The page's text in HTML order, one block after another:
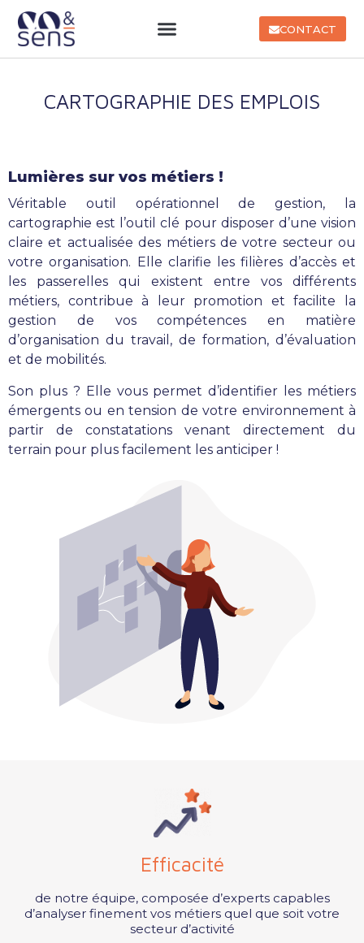
CONTACT
CARTOGRAPHIE DES EMPLOIS
Lumières sur vos métiers !
Véritable outil opérationnel de gestion, la
cartographie est l’outil clé pour disposer d’une vision
claire et actualisée des métiers de votre secteur ou
votre organisation. Elle clarifie les filières d’accès et
les passerelles qui existent entre vos différents
métiers, contribue à leur promotion et facilite la
gestion de vos compétences en matière
d’organisation du travail, de formation, d’évaluation
et de mobilités.
Son plus ? Elle vous permet d’identifier les métiers
émergents ou en tension de votre environnement à
partir de constatations venant directement du
terrain pour plus facilement les anticiper !
Efficacité
de notre équipe, composée d’experts capables
d’analyser finement vos métiers quel que soit votre
secteur d’activité